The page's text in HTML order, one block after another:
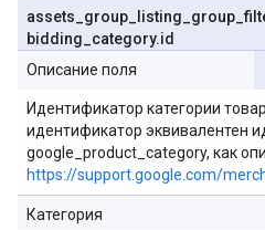
assets group listing group _
bidding
category.id
Описание поля
Идентификатор категории
идентификатор эквивалентен
google_product_category, как
https://support.google.com/
Категория